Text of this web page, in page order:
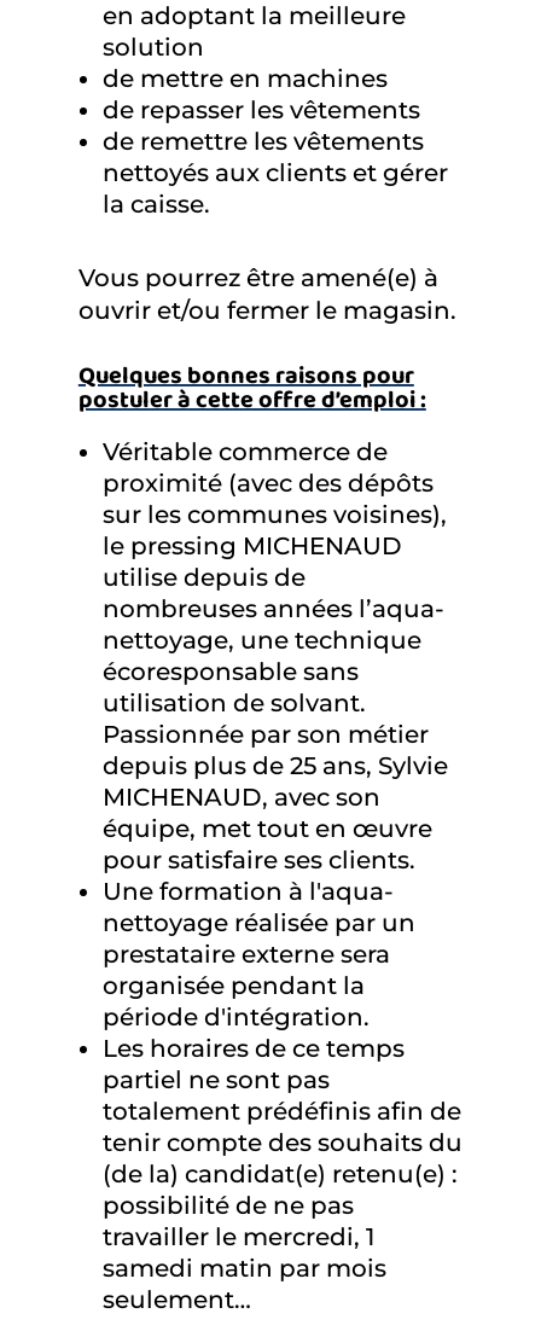
en adoptant la meilleure
solution
de mettre en machines
de repasser les vêtements
de remettre les vêtements
nettoyés aux clients et gérer
la caisse.
Vous pourrez être amené(e) à
ouvrir et/ou fermer le magasin.
Quelques bonnes raisons pour
postuler à cette offre d’emploi :
Véritable commerce de
proximité (avec des dépôts
sur les communes voisines),
le pressing MICHENAUD
utilise depuis de
nombreuses années l’aqua-
nettoyage, une technique
écoresponsable sans
utilisation de solvant.
Passionnée par son métier
depuis plus de 25 ans, Sylvie
MICHENAUD, avec son
équipe, met tout en œuvre
pour satisfaire ses clients.
Une formation à l'aqua-
nettoyage réalisée par un
prestataire externe sera
organisée pendant la
période d'intégration.
Les horaires de ce temps
partiel ne sont pas
totalement prédéfinis afin de
tenir compte des souhaits du
(de la) candidat(e) retenu(e) :
possibilité de ne pas
travailler le mercredi, 1
samedi matin par mois
seulement…